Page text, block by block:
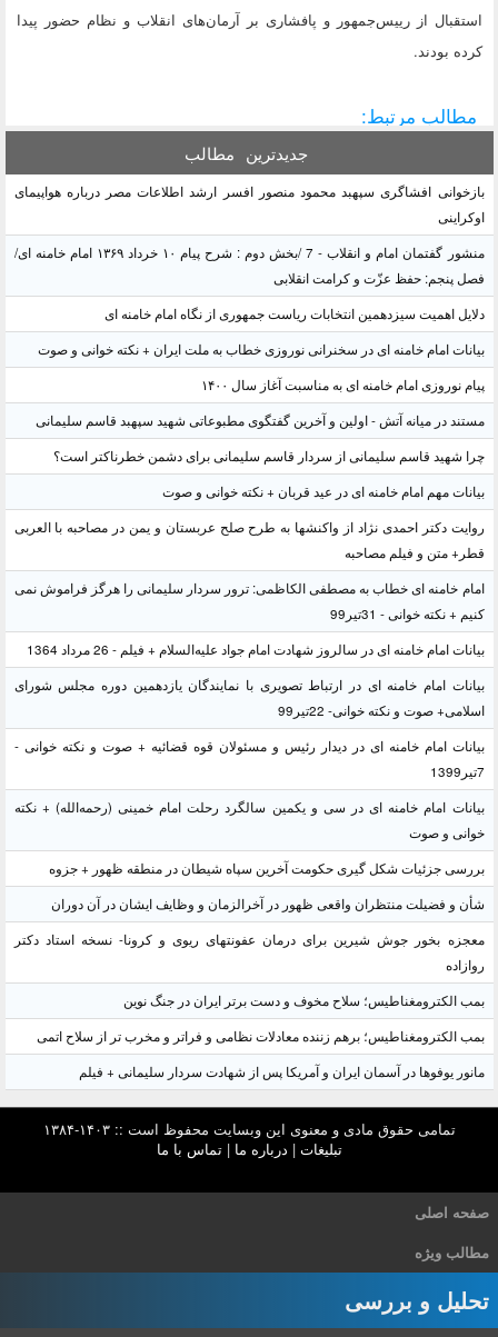
استقبال از رییس‌جمهور و پافشاری بر آرمان‌های انقلاب و نظام حضور پیدا
کرده بودند.
مطالب مرتبط:
جدیدترین مطالب
بازخوانی افشاگری سپهبد محمود منصور افسر ارشد اطلاعات مصر درباره هواپیمای
اوکراینی
منشور گفتمان امام و انقلاب - 7 /بخش دوم : شرح پیام ۱۰ خرداد ۱۳۶۹ امام خامنه ای/
فصل پنجم: حفظ عزّت و کرامت انقلابی
دلایل اهمیت سیزدهمین انتخابات ریاست جمهوری از نگاه امام خامنه ای
بیانات امام خامنه ای در سخنرانی نوروزی خطاب به ملت ایران + نکته خوانی و صوت
پیام نوروزی امام خامنه ای به مناسبت آغاز سال ۱۴۰۰
مستند در میانه آتش - اولین و آخرین گفتگوی مطبوعاتی شهید سپهبد قاسم سلیمانی
چرا شهید قاسم سلیمانی از سردار قاسم سلیمانی برای دشمن خطرناکتر است؟
بیانات مهم امام خامنه ای در عید قربان + نکته خوانی و صوت
روایت دکتر احمدی نژاد از واکنشها به طرح صلح عربستان و یمن در مصاحبه با العربی
قطر+ متن و فیلم مصاحبه
امام خامنه ای خطاب به مصطفی الکاظمی: ترور سردار سلیمانی را هرگز فراموش نمی
کنیم + نکته خوانی - 31تیر99
بیانات امام خامنه ای در سالروز شهادت امام جواد علیه‌السلام + فیلم - 26 مرداد 1364
بیانات امام خامنه ای در ارتباط تصویری با نمایندگان یازدهمین دوره مجلس شورای
اسلامی+ صوت و نکته خوانی- 22تیر99
بیانات امام خامنه ای در دیدار رئیس و مسئولان قوه قضائیه + صوت و نکته خوانی -
7تیر1399
بیانات امام خامنه ای در سی و یکمین سالگرد رحلت امام خمینی (رحمه‌الله) + نکته
خوانی و صوت
بررسی جزئیات شکل گیری حکومت آخرین سپاه شیطان در منطقه ظهور + جزوه
شأن و فضیلت منتظران واقعی ظهور در آخرالزمان و وظایف ایشان در آن دوران
معجزه بخور جوش شیرین برای درمان عفونتهای ریوی و کرونا- نسخه استاد دکتر
روازاده
بمب الکترومغناطیس؛ سلاح مخوف و دست برتر ایران در جنگ نوین
بمب الکترومغناطیس؛ برهم زننده معادلات نظامی و فراتر و مخرب تر از سلاح اتمی
مانور یوفوها در آسمان ایران و آمریکا پس از شهادت سردار سلیمانی + فیلم
تمامی حقوق مادی و معنوی این وبسایت محفوظ است :: ۱۴۰۳-۱۳۸۴
تبلیغات | درباره ما |تماس با ما
صفحه اصلی
مطالب ویژه
تحلیل و بررسی